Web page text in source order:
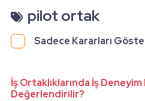
pilot ortak
Sadece Kararları
İş Ortaklıklarında İş
Değerlendirilir?